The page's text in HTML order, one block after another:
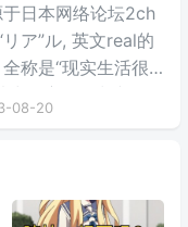
日本网络论坛2ch
ア”ル, 英文real的
称是“现实生活很
，主要的判断依
渴望达到的人生
08-20